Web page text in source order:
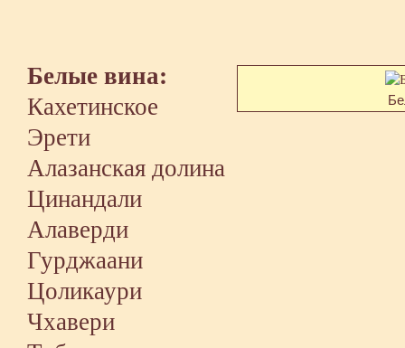
Белые вина:
Кахетинское
Эрети
Алазанская долина
Цинандали
Алаверди
Гурджаани
Цоликаури
Чхавери